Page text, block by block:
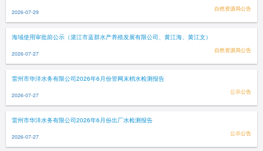
2026-07-29 自然资源局公告
海域使用审批前公示（湛江市蓝群水产养殖发展有限公司、黄江海、黄江文）
2026-07-27 自然资源局公告
雷州市华洋水务有限公司2026年6月份管网末梢水检测报告
2026-07-27 公示公告
雷州市华洋水务有限公司2026年6月份出厂水检测报告
2026-07-27 公示公告